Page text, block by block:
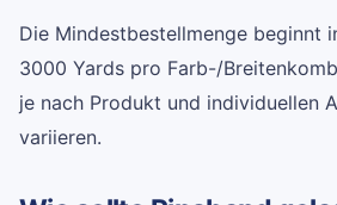
Die Mindestbestellmenge beginnt
3000 Yards pro Farb-/
je nach Produkt und individuellen
variieren.